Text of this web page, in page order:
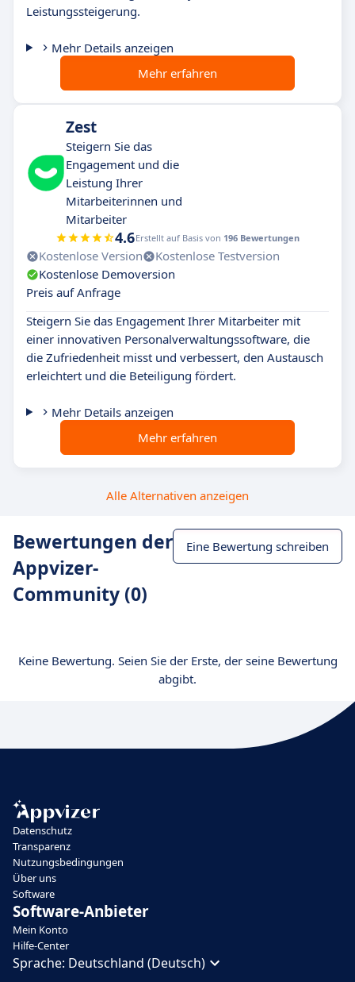
Leistungssteigerung.
Mehr Details anzeigen
Mehr erfahren
Zest
Steigern Sie das
Engagement und die
Leistung Ihrer
Mitarbeiterinnen und
Mitarbeiter
4.6Erstellt auf Basis von 196 Bewertungen
Kostenlose Version
Kostenlose Testversion
Kostenlose Demoversion
Preis auf Anfrage
Steigern Sie das Engagement Ihrer Mitarbeiter mit
einer innovativen Personalverwaltungssoftware, die
die Zufriedenheit misst und verbessert, den Austausch
erleichtert und die Beteiligung fördert.
Mehr Details anzeigen
Mehr erfahren
Alle Alternativen anzeigen
Bewertungen der
Appvizer-
Community (0)
Eine Bewertung schreiben
Keine Bewertung. Seien Sie der Erste, der seine Bewertung
abgibt.
Datenschutz
Transparenz
Nutzungsbedingungen
Über uns
Software
Software-Anbieter
Mein Konto
Hilfe-Center
Sprache: Deutschland (Deutsch)